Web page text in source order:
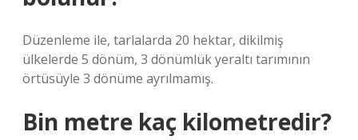
Düzenleme ile, tarlalarda 20 hektar, dikilmiş
ülkelerde 5 dönüm, 3 dönümlük yeraltı tarımının
örtüsüyle 3 dönüme ayrılmamış.
Bin metre kaç kilometredir?